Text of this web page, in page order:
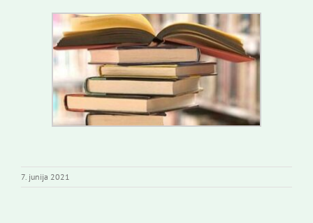
7. junija 2021